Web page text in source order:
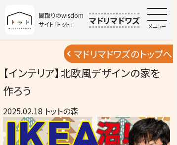
間取りのwisdom
サイト「トット」
マドリマドワズ メニュー
マドリマドワズのトップへ
【インテリア】北欧風デザインの家を
作ろう
2025.02.18 トットの森